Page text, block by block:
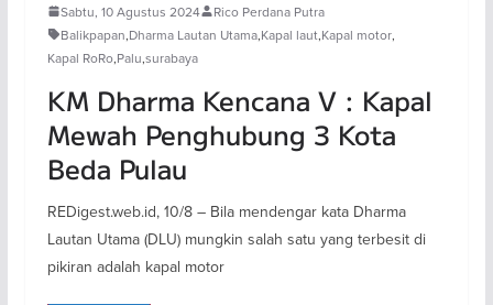
Sabtu, 10 Agustus 2024
Rico Perdana Putra
Balikpapan,Dharma Lautan Utama,Kapal laut,Kapal motor,
Kapal RoRo,Palu,surabaya
KM Dharma Kencana V : Kapal
Mewah Penghubung 3 Kota
Beda Pulau
REDigest.web.id, 10/8 – Bila mendengar kata Dharma
Lautan Utama (DLU) mungkin salah satu yang terbesit di
pikiran adalah kapal motor